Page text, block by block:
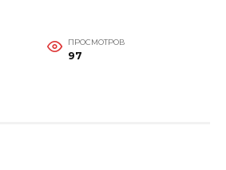
ПРОСМОТРОВ
97